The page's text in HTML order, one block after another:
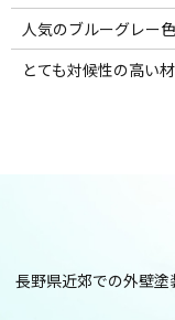
人気のブルーグレー
とても対候性の高い
長野県近郊での外壁